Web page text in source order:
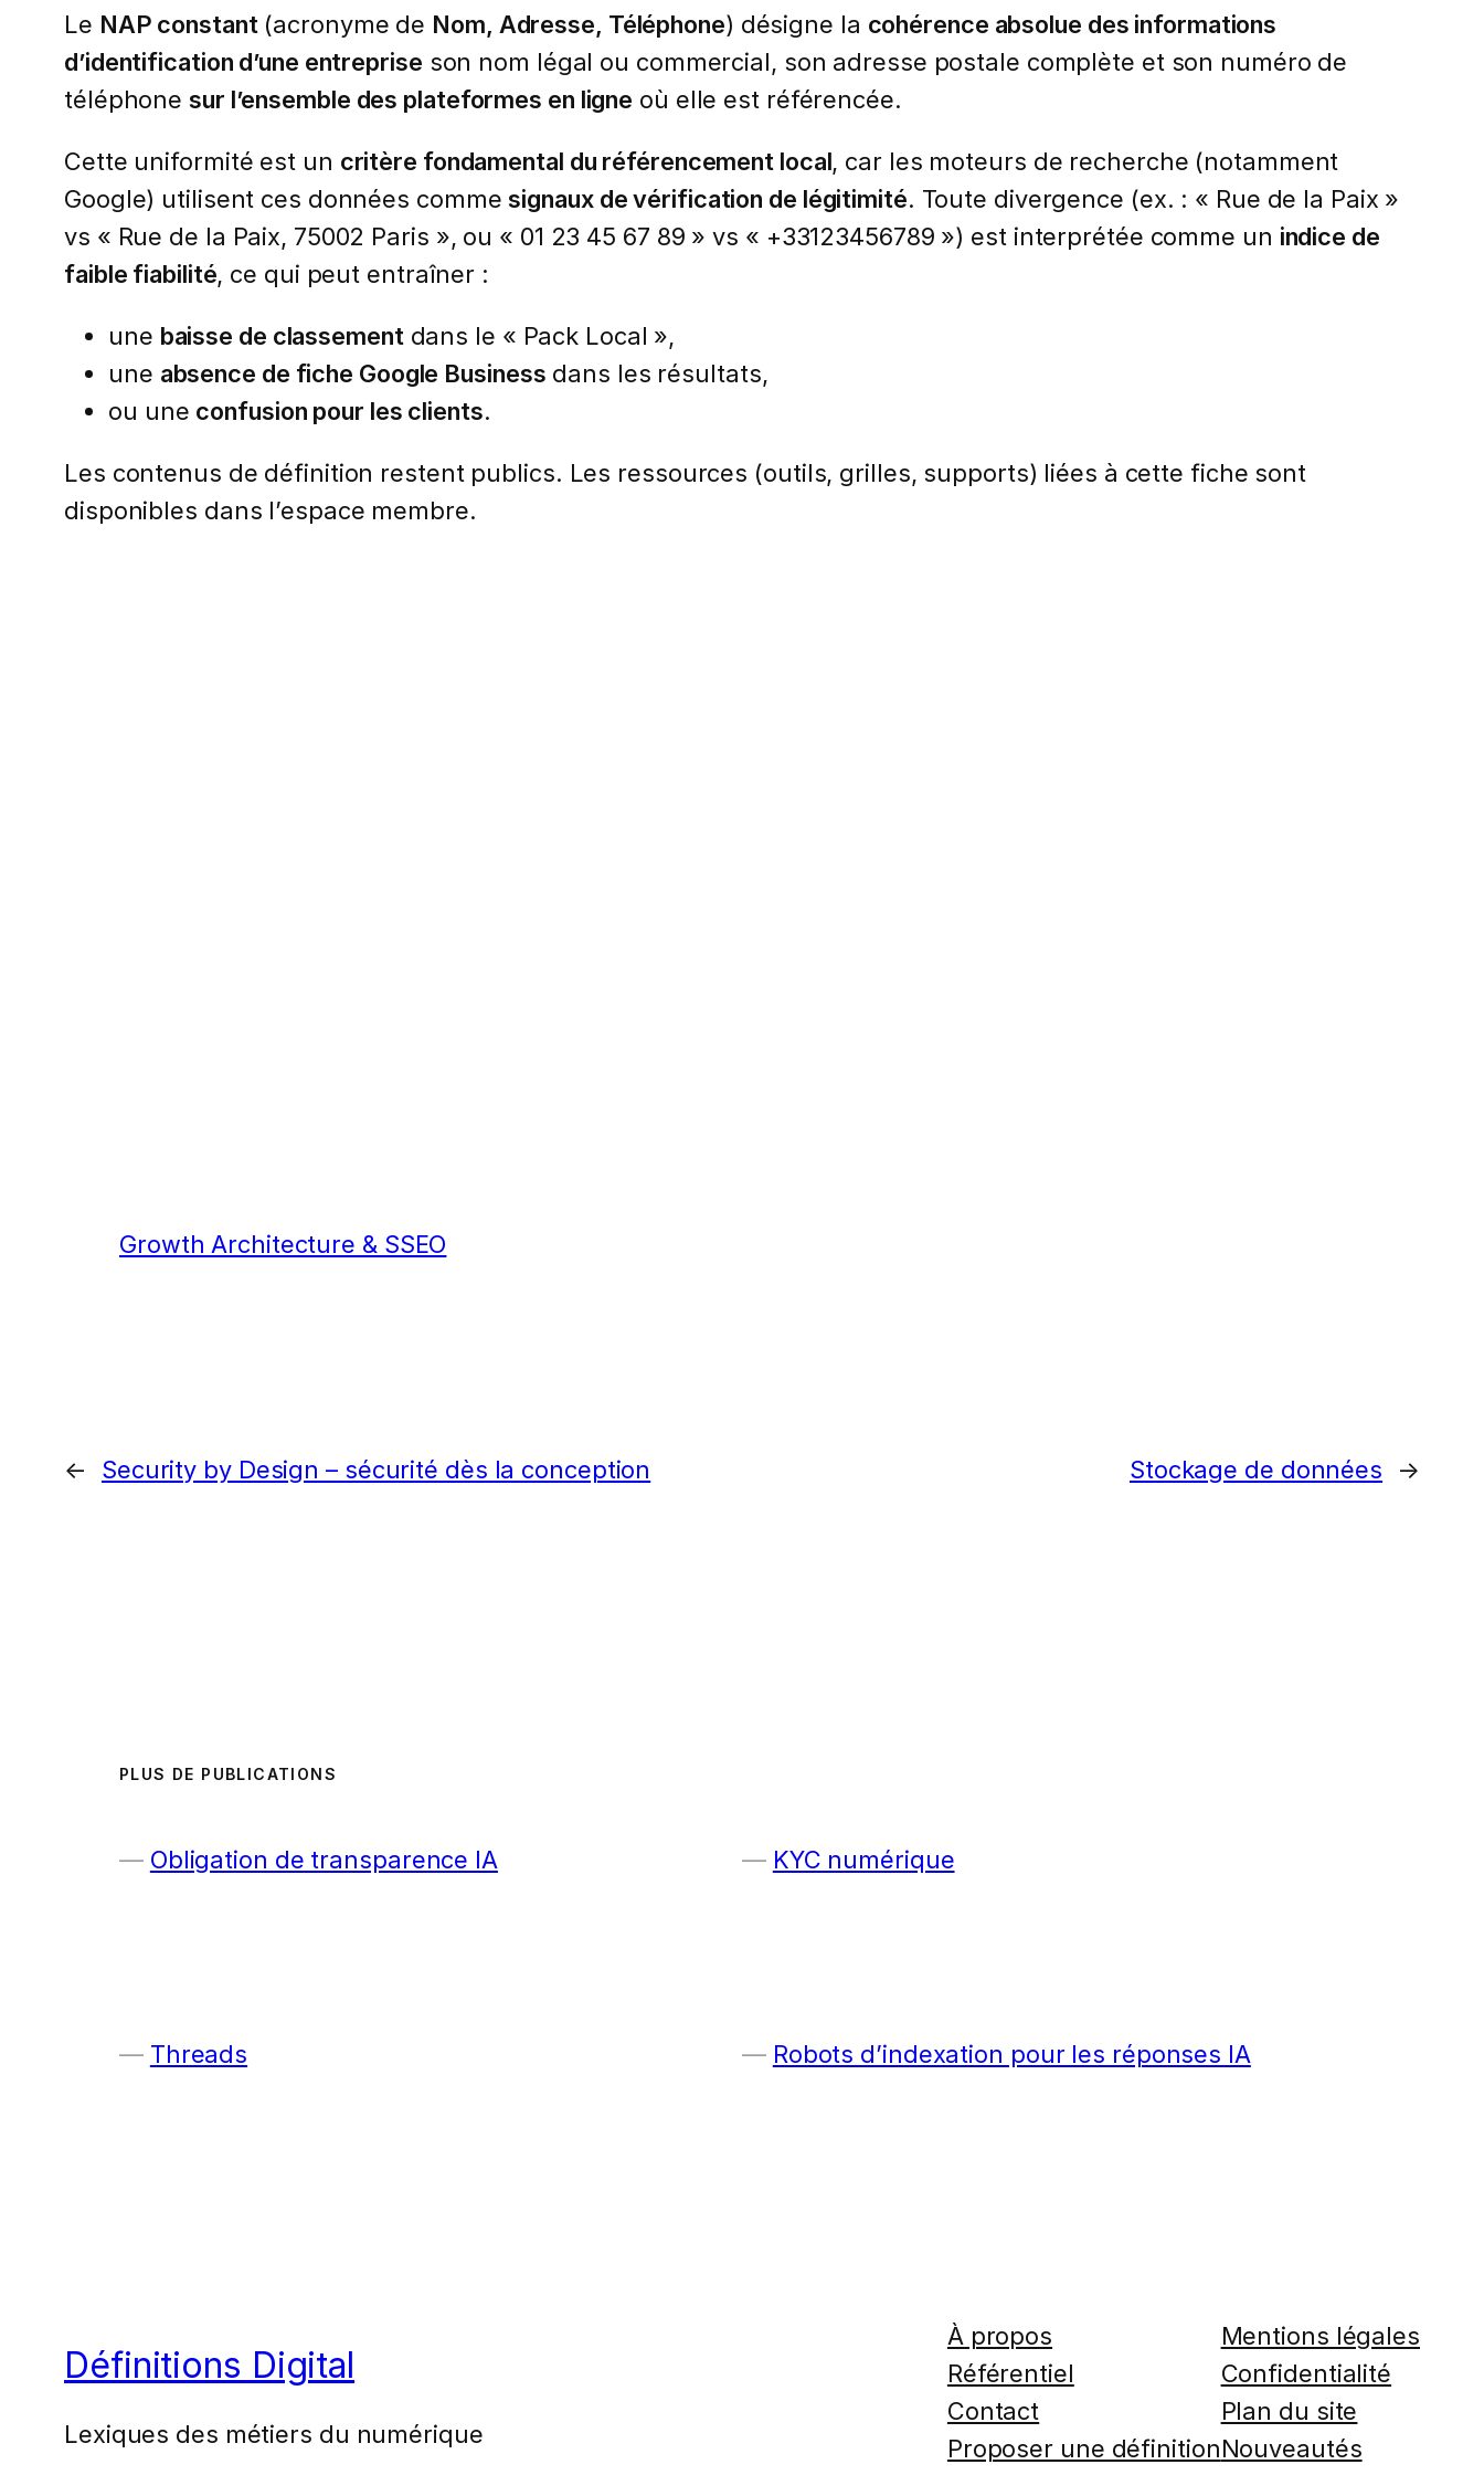
Le NAP constant(acronyme de Nom, Adresse, Téléphone) désigne la cohérence absolue des informations
d’identification d’une entreprise son nom légal ou commercial, son adresse postale complète et son numéro de
téléphonesur l’ensemble des plateformes en ligne où elle est référencée.
Cette uniformité est un critère fondamental du référencement local, car les moteurs de recherche (notamment
Google) utilisent ces données commesignaux de vérification de légitimité. Toute divergence (ex. : « Rue de la Paix »
vs « Rue de la Paix, 75002 Paris », ou « 01 23 45 67 89 » vs « +33123456789 ») est interprétée comme un indice de
faible fiabilité, ce qui peut entraîner :
une baisse de classement dans le « Pack Local »,
une absence de fiche Google Business dans les résultats,
ou une confusion pour les clients.
Les contenus de définition restent publics. Les ressources (outils, grilles, supports) liées à cette fiche sont
disponibles dans l’espace membre.
Growth Architecture & SSEO
← Security by Design – sécurité dès la conception Stockage de données →
PLUS DE PUBLICATIONS
Obligation de transparence IA KYC numérique
Threads Robots d’indexation pour les réponses IA
Définitions Digital
Lexiques des métiers du numérique
À propos
Référentiel
Contact
Proposer une définition
Mentions légales
Confidentialité
Plan du site
Nouveautés